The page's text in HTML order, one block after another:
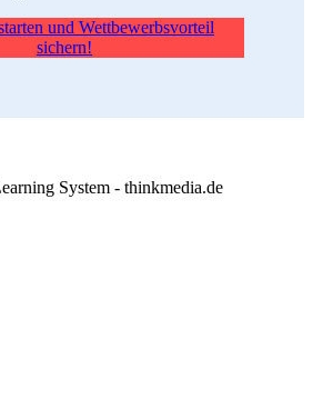
und Wettbewerbsvorteil
sichern!